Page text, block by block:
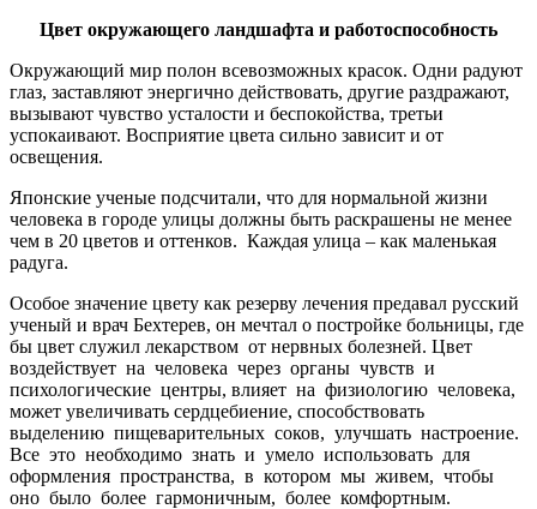
Цвет окружающего ландшафта и работоспособность
Окружающий мир полон всевозможных красок. Одни радуют
глаз, заставляют энергично действовать, другие раздражают,
вызывают чувство усталости и беспокойства, третьи
успокаивают. Восприятие цвета сильно зависит и от
освещения.
Японские ученые подсчитали, что для нормальной жизни
человека в городе улицы должны быть раскрашены не менее
чем в 20 цветов и оттенков. Каждая улица – как маленькая
радуга.
Особое значение цвету как резерву лечения предавал русский
ученый и врач Бехтерев, он мечтал о постройке больницы, где
бы цвет служил лекарством от нервных болезней. Цвет
воздействует на человека через органы чувств и
психологические центры, влияет на физиологию человека,
может увеличивать сердцебиение, способствовать
выделению пищеварительных соков, улучшать настроение.
Все это необходимо знать и умело использовать для
оформления пространства, в котором мы живем, чтобы
оно было более гармоничным, более комфортным.